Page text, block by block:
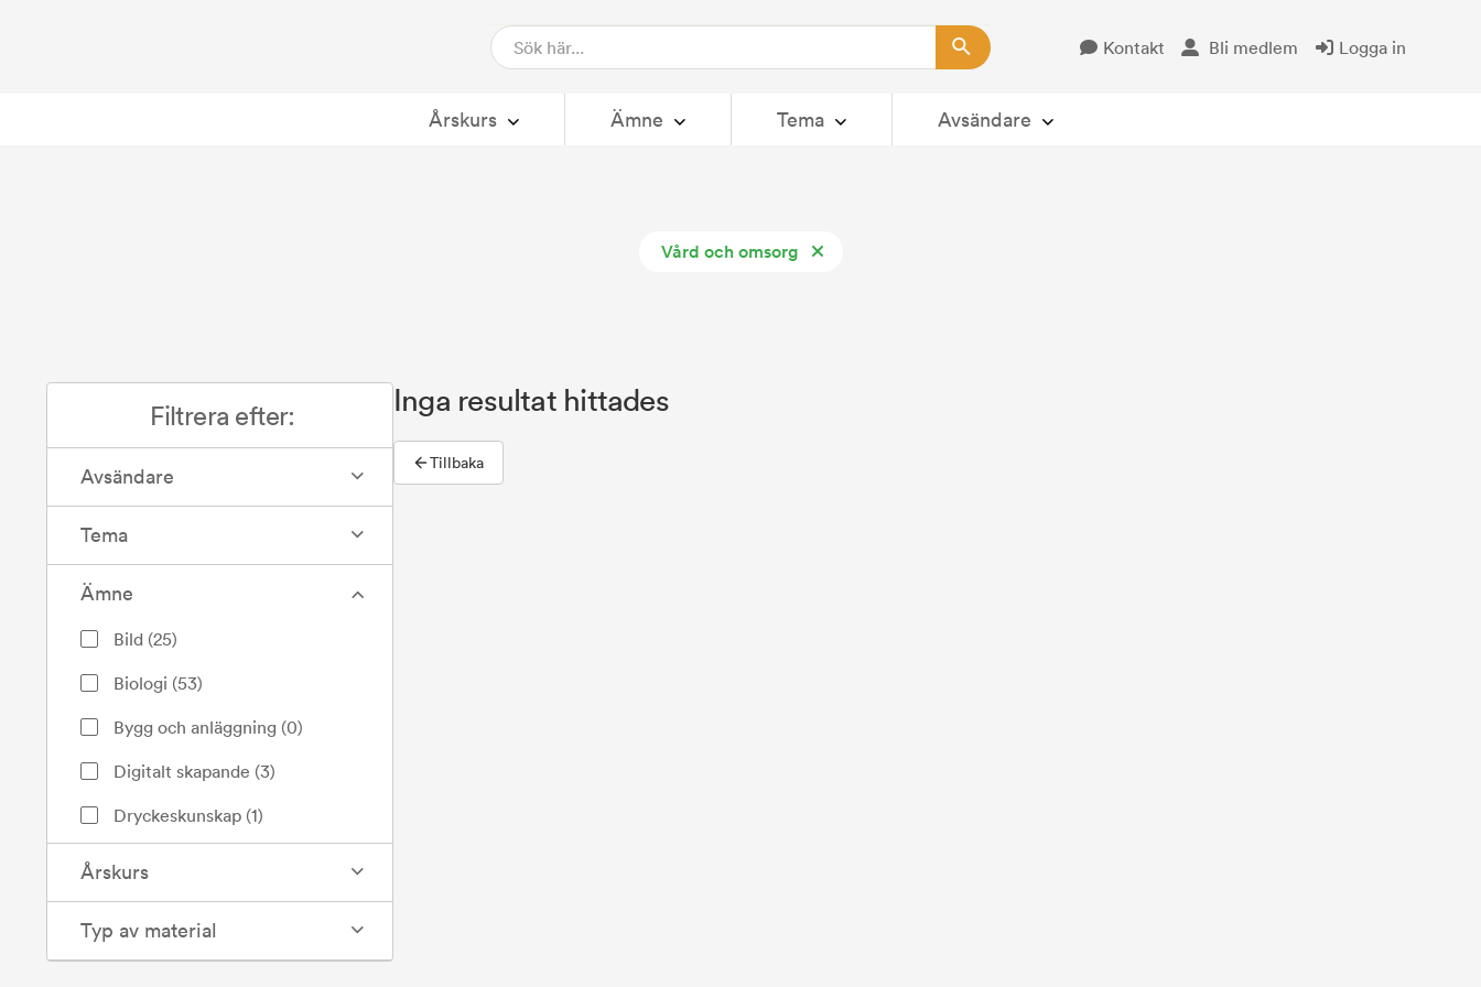
Kontakt Bli medlem Logga in
Årskurs Ämne Tema Avsändare Öppna avsändare
Vård och omsorg
Filtrera efter:
Avsändare
Tema
Ämne
Bild (25)
Biologi (53)
Bygg och anläggning (0)
Digitalt skapande (3)
Dryckeskunskap (1)
Engelska
Entreprenörskap(0)
Årskurs
Typ av material
Inga resultat hittades
Tillbaka